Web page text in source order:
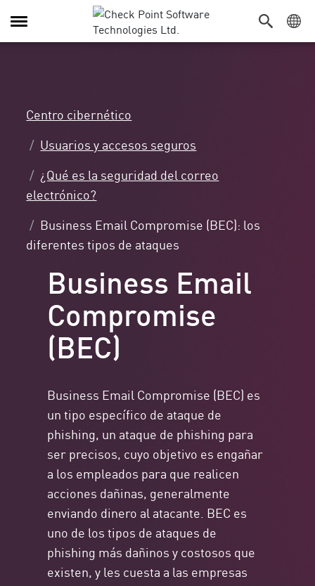
Alternar
navegación
Centro cibernético
Usuarios y accesos seguros
¿Qué es la seguridad del correo
electrónico?
Business Email Compromise (BEC): los
diferentes tipos de ataques
Business Email
Compromise
(BEC)
Business Email Compromise (BEC) es
un tipo específico de ataque de
phishing, un ataque de phishing para
ser precisos, cuyo objetivo es engañar
a los empleados para que realicen
acciones dañinas, generalmente
enviando dinero al atacante. BEC es
uno de los tipos de ataques de
phishing más dañinos y costosos que
existen, y les cuesta a las empresas